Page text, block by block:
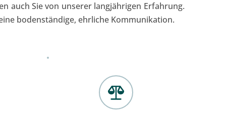
auch Sie von unserer langjährigen Erfahrung.
bodenständige, ehrliche Kommunikation.